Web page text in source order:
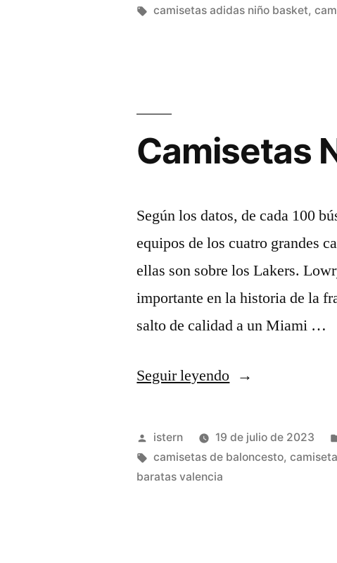
De
una
Estrellas»
por
Etiquetas:
camisetas adidas niño basket,
Camisetas
Según los datos, de cada 100
equipos de los cuatro grandes
ellas son sobre los Lakers.
importante en la historia de la
salto de calidad a un Miami …
Seguir leyendo«Camisetas
Baratas
2023»
Publicado
por
istern 19 de julio de 2023
Etiquetas:
camisetas de baloncesto,
baratas valencia